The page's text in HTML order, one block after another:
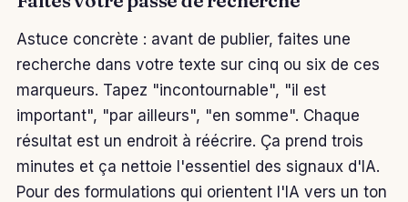
Astuce concrète : avant de publier, faites une
recherche dans votre texte sur cinq ou six de ces
marqueurs. Tapez "incontournable", "il est
important", "par ailleurs", "en somme". Chaque
résultat est un endroit à réécrire. Ça prend trois
minutes et ça nettoie l'essentiel des signaux d'IA.
Pour des formulations qui orientent l'IA vers un ton